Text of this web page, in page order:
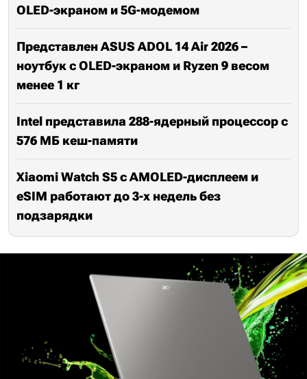
OLED-экраном и 5G-модемом
Представлен ASUS ADOL 14 Air 2026 –
ноутбук с OLED-экраном и Ryzen 9 весом
менее 1 кг
Intel представила 288-ядерный процессор с
576 МБ кеш-памяти
Xiaomi Watch S5 с AMOLED-дисплеем и
eSIM работают до 3-х недель без
подзарядки